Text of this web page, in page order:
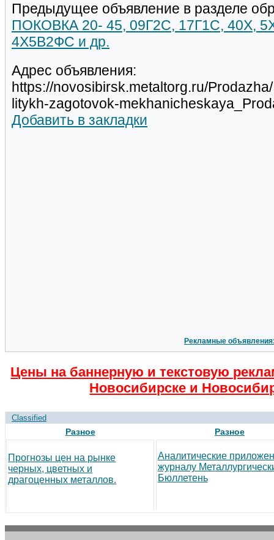
Предыдущее объявление в разделе
ПОКОВКА 20- 45, 09Г2С, 17Г1С, 40Х,
4Х5В2ФС и др.
Адрес объявления:
https://novosibirsk.metaltorg.ru/
litykh-zagotovok-
Добавить в закладки
Рекламные
Цены на баннерную и текстовую
Новосибирске и
Classified
Разное
Прогнозы цен на рынке
черных, цветных и
драгоценных металлов.
Разное
Аналитические
журналу
Бюллетень